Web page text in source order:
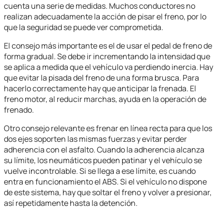
cuenta una serie de medidas. Muchos conductores no
realizan adecuadamente la acción de pisar el freno, por lo
que la seguridad se puede ver comprometida.
El consejo más importante es el de usar el pedal de freno de
forma gradual. Se debe ir incrementando la intensidad que
se aplica a medida que el vehículo va perdiendo inercia. Hay
que evitar la pisada del freno de una forma brusca. Para
hacerlo correctamente hay que anticipar la frenada. El
freno motor, al reducir marchas, ayuda en la operación de
frenado.
Otro consejo relevante es frenar en línea recta para que los
dos ejes soporten las mismas fuerzas y evitar perder
adherencia con el asfalto. Cuando la adherencia alcanza
su límite, los neumáticos pueden patinar y el vehículo se
vuelve incontrolable. Si se llega a ese límite, es cuando
entra en funcionamiento el ABS. Si el vehículo no dispone
de este sistema, hay que soltar el freno y volver a presionar,
así repetidamente hasta la detención.